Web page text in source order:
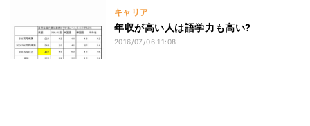
キャリア
年収が高い人は語学力も高い?
2016/07/06 11:08